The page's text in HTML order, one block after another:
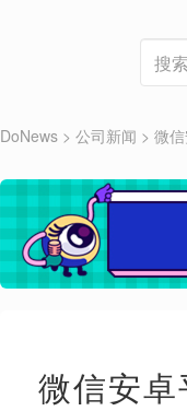
DoNews > 公司新闻 > 微
微信安